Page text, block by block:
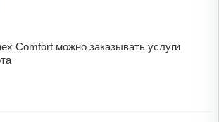
Comfort можно заказывать услуги